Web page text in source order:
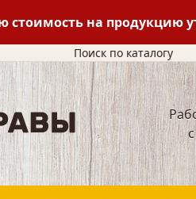
стоимость на продукцию
Поиск по каталогу